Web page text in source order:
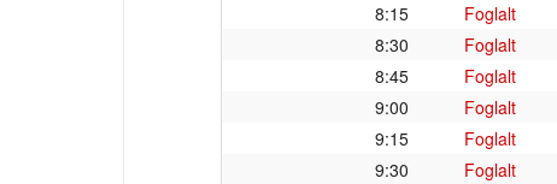
8:15
Foglalt
8:30
Foglalt
8:45
Foglalt
9:00
Foglalt
9:15
Foglalt
9:30
Foglalt